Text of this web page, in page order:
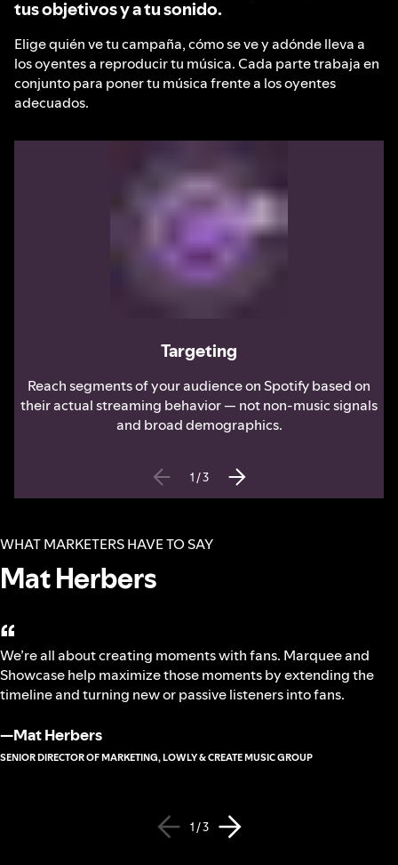
tus objetivos y a tu sonido.
Elige quién ve tu campaña, cómo se ve y adónde lleva a
los oyentes a reproducir tu música. Cada parte trabaja en
conjunto para poner tu música frente a los oyentes
adecuados.
Targeting
Reach segments of your audience on Spotify based on
their actual streaming behavior — not non-music signals
and broad demographics.
1 /3
WHAT MARKETERS HAVE TO SAY
Mat Herbers
“
We’re all about creating moments with fans. Marquee and
Showcase help maximize those moments by extending the
timeline and turning new or passive listeners into fans.
—Mat Herbers
SENIOR DIRECTOR OF MARKETING, LOWLY & CREATE MUSIC GROUP
1 / 3